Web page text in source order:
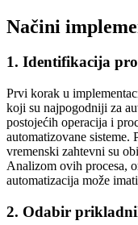
Načini
1. Identifikacija
Prvi korak u
koji su najpogodniji za
postojećih operacija i
automatizovane
vremenski zahtevni su
Analizom ovih procesa,
automatizacija može
2. Odabir